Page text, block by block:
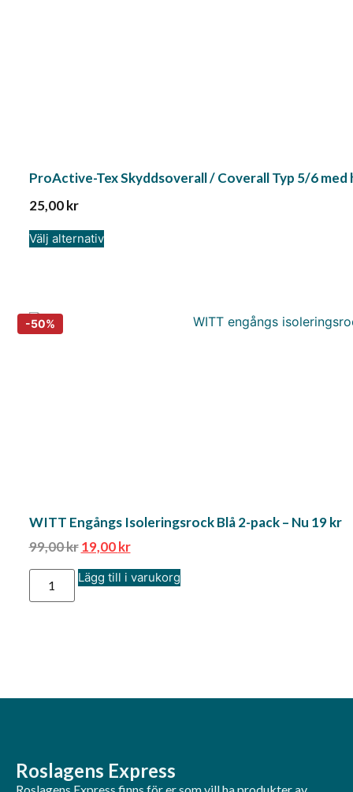
ProActive-Tex Skyddsoverall / Coverall Typ 5/6 med
25,00kr
Välj alternativ
WITT Engångs Isoleringsrock Blå 2-pack – Nu 19 kr
99,00kr 19,00kr
Lägg till i varukorg
Roslagens Express